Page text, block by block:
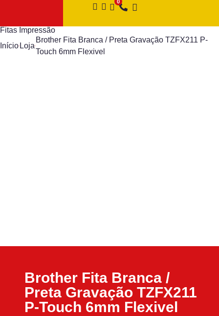
Fitas Impressão
Início Loja
Brother Fita Branca / Preta Gravação TZFX211 P-
Touch 6mm Flexivel
Brother Fita Branca /
Preta Gravação TZFX211
P-Touch 6mm Flexivel